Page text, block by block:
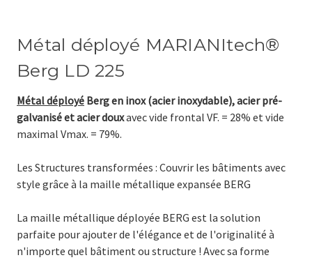
Métal déployé MARIANItech®
Berg LD 225
Métal déployé Bergen inox (acier inoxydable), acier pré-
galvanisé et acier douxavec vide frontal VF. = 28% et vide
maximal Vmax. = 79%.
Les Structures transformées : Couvrir les bâtiments avec
style grâce à la maille métallique expansée BERG
La maille métallique déployée BERG est la solution
parfaite pour ajouter de l'élégance et de l'originalité à
n'importe quel bâtiment ou structure ! Avec sa forme